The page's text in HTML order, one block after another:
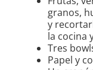
granos,
y
la cocina
Tres
Papel y